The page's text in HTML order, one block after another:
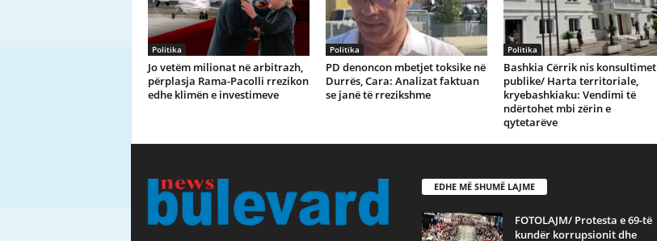
Politika
Jo vetëm milionat në arbitrazh,
përplasja Rama-Pacolli rrezikon
edhe klimën e investimeve
Politika
PD denoncon mbetjet toksike në
Durrës, Cara: Analizat faktuan
se janë të rrezikshme
Politika
Bashkia Cërrik nis konsultimet
publike/ Harta territoriale,
kryebashkiaku: Vendimi të
ndërtohet mbi zërin e
qytetarëve
EDHE MË SHUMË LAJME
FOTOLAJM/ Protesta e 69-të
kundër korrupsionit dhe